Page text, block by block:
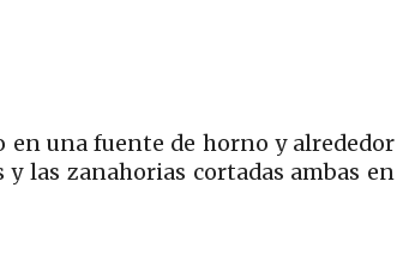
una fuente de horno y alrededor
y las zanahorias cortadas ambas en